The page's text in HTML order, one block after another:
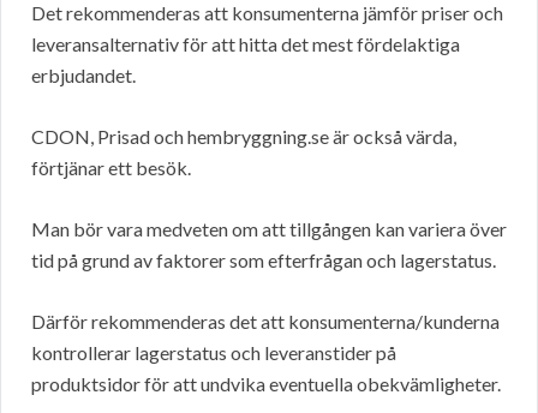
Det rekommenderas att konsumenterna jämför priser och
leveransalternativ för att hitta det mest fördelaktiga
erbjudandet.
CDON, Prisad och hembryggning.se är också värda,
förtjänar ett besök.
Man bör vara medveten om att tillgången kan variera över
tid på grund av faktorer som efterfrågan och lagerstatus.
Därför rekommenderas det att konsumenterna/kunderna
kontrollerar lagerstatus och leveranstider på
produktsidor för att undvika eventuella obekvämligheter.